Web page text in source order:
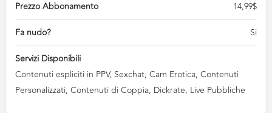
Prezzo Abbonamento 14,99$
Fa nudo? Si
Servizi Disponibili
Contenuti espliciti in PPV, Sexchat, Cam Erotica, Contenuti
Personalizzati, Contenuti di Coppia, Dickrate, Live Pubbliche